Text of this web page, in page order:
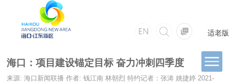
适老版
海口：项目建设锚定目标 奋力冲刺四季度
来源: 海口新闻联播 作者: 钱江南 林朝烈 特约记者：张涛 姚捷婷 2021-